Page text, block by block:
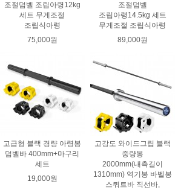
조절덤벨 조립아령12kg
세트 무게조절
조립식아령
75,000원
조절덤벨
조립아령14.5kg 세트
무게조절 조립식아령
89,000원
고급형 블랙 경량 아령봉
덤벨바 400mm+마구리
세트
19,000원
고강도 와이드그립 블랙
중량봉
2000mm(내측길이
1310mm) 역기봉 바벨봉
스쿼트바 직선바,